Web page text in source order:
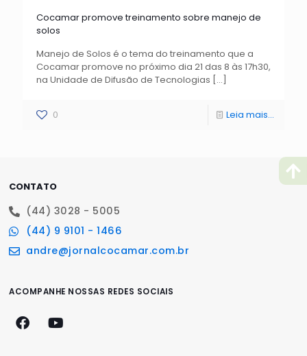
Cocamar promove treinamento sobre manejo de
solos
Manejo de Solos é o tema do treinamento que a
Cocamar promove no próximo dia 21 das 8 às 17h30,
na Unidade de Difusão de Tecnologias […]
0 Leia mais...
CONTATO
(44) 3028 - 5005
(44) 9 9101 - 1466
andre@jornalcocamar.com.br
ACOMPANHE NOSSAS REDES SOCIAIS